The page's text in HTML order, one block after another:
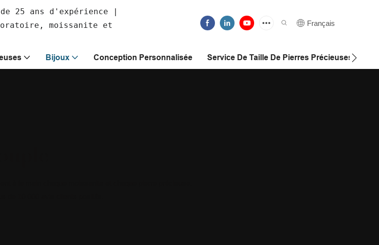
25 ans d'expérience |
moissanite et
Français
Bijoux Conception Personnalisée Service De Taille De Pierres Précieuses